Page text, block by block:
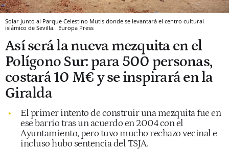
Solar junto al Parque Celestino Mutis donde se levantará el centro cultural
islámico de Sevilla. Europa Press
Así será la nueva mezquita en el
Polígono Sur: para 500 personas,
costará 10 M€ y se inspirará en la
Giralda
El primer intento de construir una mezquita fue en
ese barrio tras un acuerdo en 2004 con el
Ayuntamiento, pero tuvo mucho rechazo vecinal e
incluso hubo sentencia del TSJA.